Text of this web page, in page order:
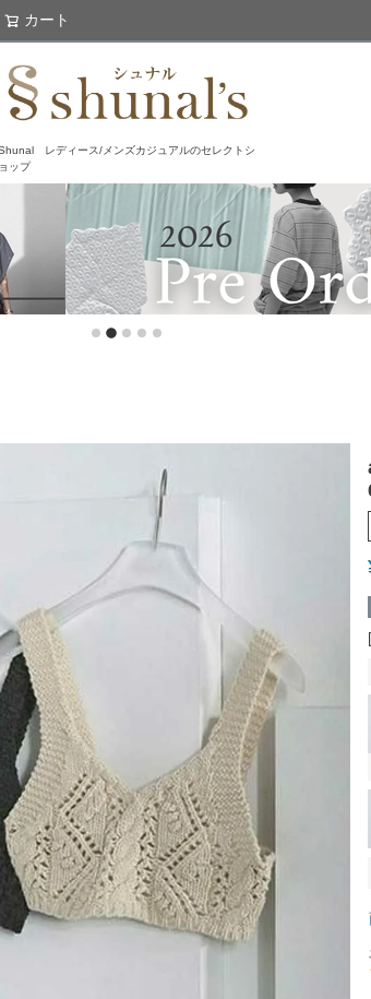
レディース/メンズカジュアルのセレクトシ
ョップ
カート